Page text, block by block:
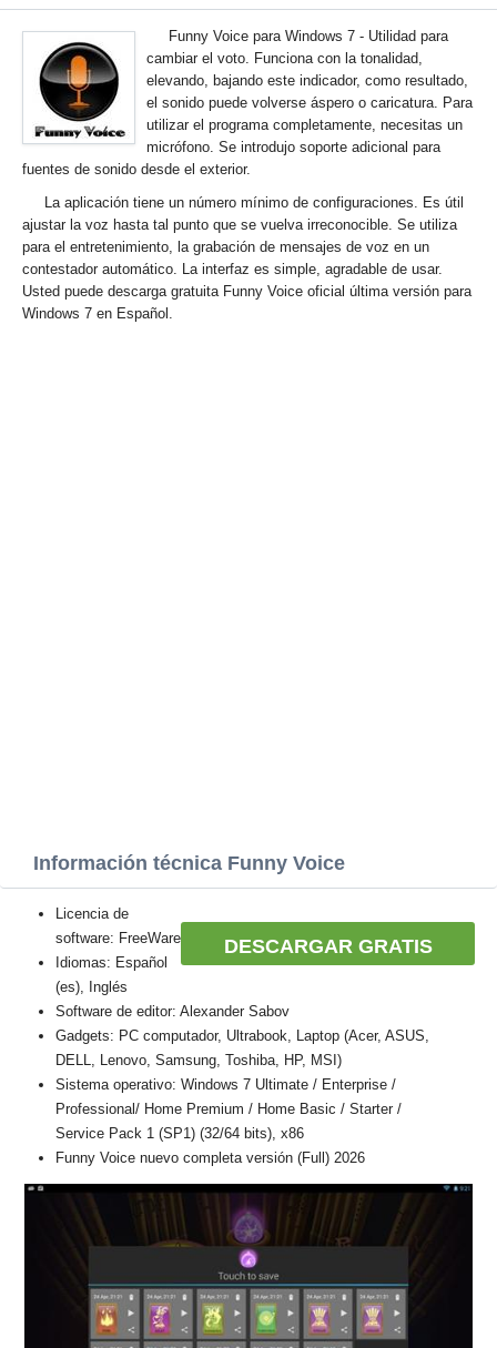
Funny Voice para Windows 7 - Utilidad para
cambiar el voto. Funciona con la tonalidad,
elevando, bajando este indicador, como resultado,
el sonido puede volverse áspero o caricatura. Para
utilizar el programa completamente, necesitas un
micrófono. Se introdujo soporte adicional para
fuentes de sonido desde el exterior.
La aplicación tiene un número mínimo de configuraciones. Es útil
ajustar la voz hasta tal punto que se vuelva irreconocible. Se utiliza
para el entretenimiento, la grabación de mensajes de voz en un
contestador automático. La interfaz es simple, agradable de usar.
Usted puede descarga gratuita Funny Voice oficial última versión para
Windows 7 en Español.
Información técnica Funny Voice
DESCARGAR GRATIS
Licencia de
software: FreeWare
Idiomas: Español
(es), Inglés
Software de editor: Alexander Sabov
Gadgets: PC computador, Ultrabook, Laptop (Acer, ASUS,
DELL, Lenovo, Samsung, Toshiba, HP, MSI)
Sistema operativo: Windows 7 Ultimate / Enterprise /
Professional/ Home Premium / Home Basic / Starter /
Service Pack 1 (SP1) (32/64 bits), x86
Funny Voice nuevo completa versión (Full) 2026